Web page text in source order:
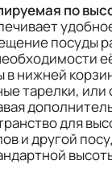
по
посуды
в нижней
тарелки, или
для
и другой